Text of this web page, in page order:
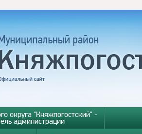
округа "Княжпогостский" -
администрации